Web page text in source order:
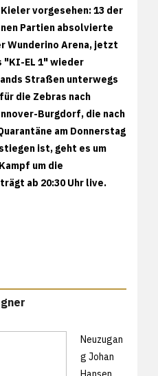
vorgesehen: 13 der
Partien absolvierte
Wunderino Arena, jetzt
"KI-EL 1" wieder
Straßen unterwegs
die Zebras nach
Burgdorf, die nach
am Donnerstag
ist, geht es um
um die
ab 20:30 Uhr live.
Neuzugan
g Johan